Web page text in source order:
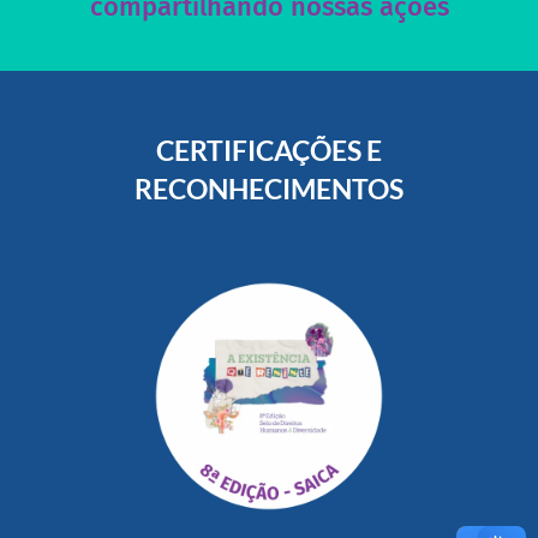
compartilhando nossas ações
CERTIFICAÇÕES E
RECONHECIMENTOS